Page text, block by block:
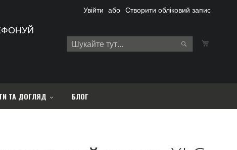
Увійти Створити обліковий запис
Search
ТА ДОГЛЯД БЛОГ